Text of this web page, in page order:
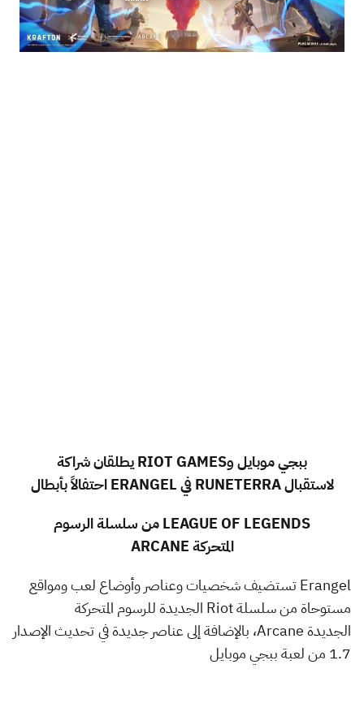
ببجي موبايل وRIOT GAMESيطلقان شراكة
لاستقبالRUNETERRAفيERANGEL احتفالاً بأبطال
LEAGUE OF LEGENDSمن سلسلة الرسوم
المتحركةARCANE
Erangelتستضيف شخصيات وعناصر وأوضاع لعب ومواقع
مستوحاة من سلسلةRiot الجديدة للرسوم المتحركة
الجديدةArcane، بالإضافة إلى عناصر جديدة في تحديث الإصدار
1.7 من لعبة ببجي موبايل